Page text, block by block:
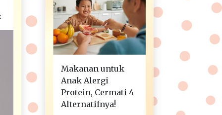
Makanan untuk
Anak Alergi
Protein, Cermati 4
Alternatifnya!